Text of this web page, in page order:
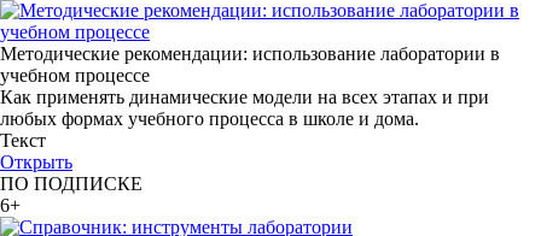
Методические рекомендации: использование лаборатории в
учебном процессе
Как применять динамические модели на всех этапах и при
любых формах учебного процесса в школе и дома.
Текст
Открыть
ПО ПОДПИСКЕ
6+